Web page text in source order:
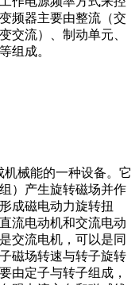
频器主要由整流（交
交流）、制动单元、
组成。
械能的一种设备。它
）产生旋转磁场并作
成磁电动力旋转扭
流电动机和交流电动
交流电机，可以是同
磁场转速与转子旋转
由定子与转子组成，